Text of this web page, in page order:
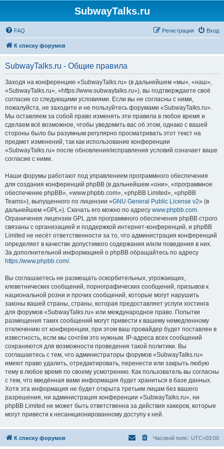
SubwayTalks.ru
FAQ Вход
Регистрация
К списку форумов
SubwayTalks.ru - Общие правила
Заходя на конференцию «SubwayTalks.ru» (в дальнейшем «мы», «наш»,
«SubwayTalks.ru», «https://www.subwaytalks.ru»), вы подтверждаете своё
согласие со следующими условиями. Если вы не согласны с ними,
пожалуйста, не заходите и не пользуйтесь форумами «SubwayTalks.ru».
Мы оставляем за собой право изменять эти правила в любое время и
сделаем всё возможное, чтобы уведомить вас об этом, однако с вашей
стороны было бы разумным регулярно просматривать этот текст на
предмет изменений, так как использование конференции
«SubwayTalks.ru» после обновления/исправления условий означает ваше
согласие с ними.
Наши форумы работают под управлением программного обеспечения
для создания конференций phpBB (в дальнейшем «они», «программное
обеспечение phpBB», «www.phpbb.com», «phpBB Limited», «phpBB
Teams»), выпущенного по лицензии «GNU General Public License v2» (в
дальнейшем «GPL»). Скачать его можно по адресу www.phpbb.com.
Ограничения лицензии GPL для программного обеспечения phpBB строго
связаны с организацией и поддержкой интернет-конференций, и phpBB
Limited не несёт ответственности за то, что администрация конференций
определяет в качестве допустимого содержания и/или поведения в них.
За дополнительной информацией о phpBB обращайтесь по адресу
https://www.phpbb.com/.
Вы соглашаетесь не размещать оскорбительных, угрожающих,
клеветнических сообщений, порнографических сообщений, призывов к
национальной розни и прочих сообщений, которые могут нарушить
законы вашей страны, страны, которая предоставляет услуги хостинга
для форумов «SubwayTalks.ru» или международное право. Попытки
размещения таких сообщений могут привести к вашему немедленному
отключению от конференции, при этом ваш провайдер будет поставлен в
известность, если мы сочтём это нужным. IP-адреса всех сообщений
сохраняются для возможности проведения такой политики. Вы
соглашаетесь с тем, что администраторы форумов «SubwayTalks.ru»
имеют право удалить, отредактировать, перенести или закрыть любую
тему в любое время по своему усмотрению. Как пользователь вы согласны
с тем, что введённая вами информация будет храниться в базе данных.
Хотя эта информация не будет открыта третьим лицам без вашего
разрешения, ни администрация конференции «SubwayTalks.ru», ни
phpBB Limited не может быть ответственна за действия хакеров, которые
могут привести к несанкционированному доступу к ней.
К списку форумов Часовой пояс: UTC+03:00